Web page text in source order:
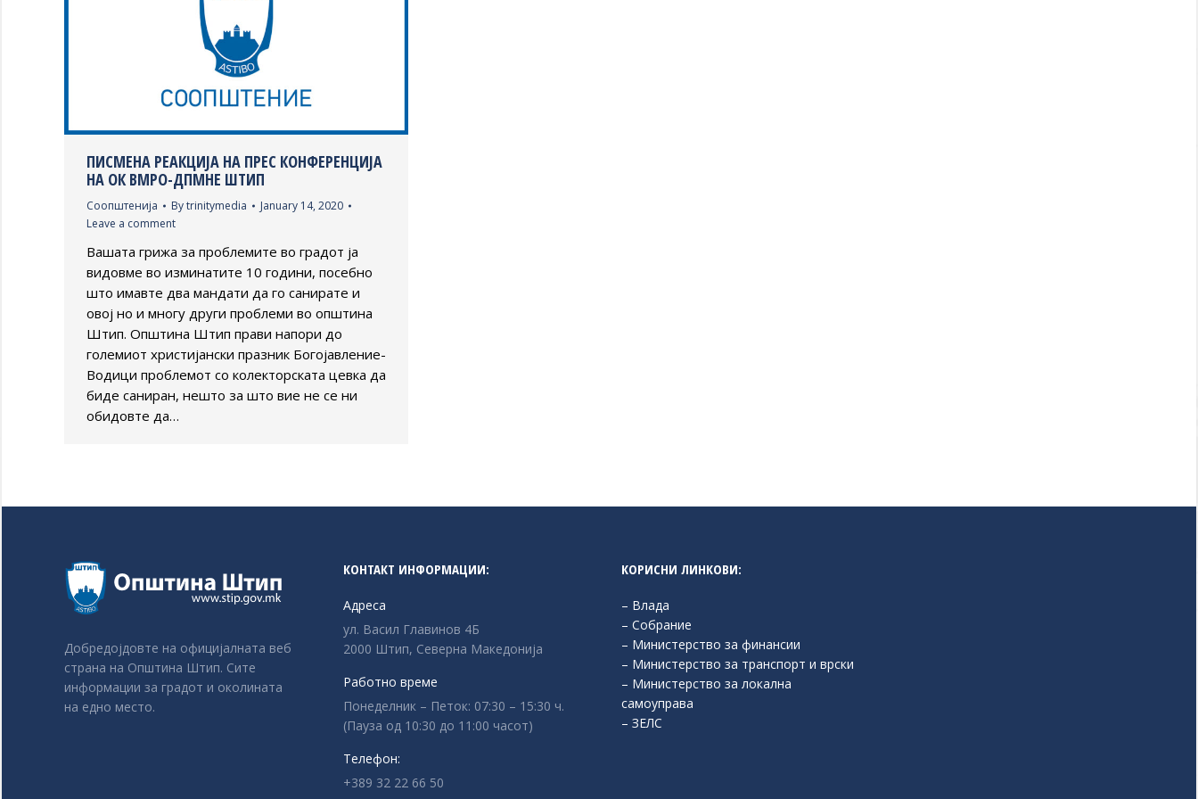
ПИСМЕНА РЕАКЦИЈА НА ПРЕС КОНФЕРЕНЦИЈА
НА ОК ВМРО-ДПМНЕ ШТИП
Соопштенија Bytrinitymedia
January 14, 2020
Leave a comment
Вашата грижа за проблемите во градот ја
видовме во изминатите 10 години, посебно
што имавте два мандати да го санирате и
овој но и многу други проблеми во општина
Штип. Општина Штип прави напори до
големиот христијански празник Богојавление-
Водици проблемот со колекторската цевка да
биде саниран, нешто за што вие не се ни
обидовте да…
Добредојдовте на официјалната веб
страна на Општина Штип. Сите
информации за градот и околината
на едно место.
КОНТАКТ ИНФОРМАЦИИ:
Адреса
ул. Васил Главинов 4Б
2000 Штип, Северна Македонија
Работно време
Понеделник – Петок: 07:30 – 15:30 ч.
(Пауза од 10:30 до 11:00 часот)
Телефон:
+389 32 22 66 50
КОРИСНИ ЛИНКОВИ:
– Влада
– Собрание
– Министерство за финансии
– Министерство за транспорт и врски
– Министерство за локална
самоуправа
– ЗЕЛС